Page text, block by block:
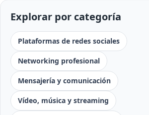
Explorar por categoría
Plataformas de redes sociales
Networking profesional
Mensajería y comunicación
Vídeo, música y streaming